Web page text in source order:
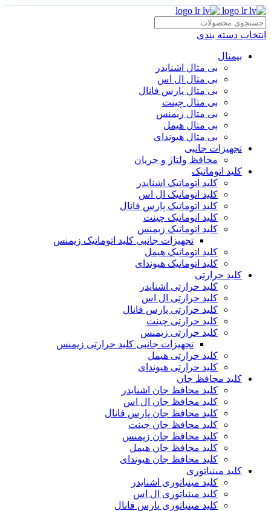
انتخاب دسته بندی
بیمتال
بی متال اشنایدر
بی متال ال اس
بی متال پارس فانال
بی متال چینت
بی متال زیمنس
بی متال هیمل
بی متال هیوندای
تجهیزات جانبی
محافظ ولتاژ و‌ جریان
کلید اتوماتیک
کلید اتوماتیک اشنایدر
کلید اتوماتیک ال اس
کلید اتوماتیک پارس فانال
کلید اتوماتیک چینت
کلید اتوماتیک زیمنس
تجهیزات جانبی کلید اتوماتیک زیمنس
کلید اتوماتیک هیمل
کلید اتوماتیک هیوندای
کلید حرارتی
کلید حرارتی اشنایدر
کلید حرارتی ال اس
کلید حرارتی پارس فانال
کلید حرارتی چینت
کلید حرارتی زیمنس
تجهیزات جانبی کلید حرارتی زیمنس
کلید حرارتی هیمل
کلید حرارتی هیوندای
کلید محافظ جان
کلید محافظ جان اشنایدر
کلید محافظ جان ال اس
کلید محافظ جان پارس فانال
کلید محافظ جان چینت
کلید محافظ جان زیمنس
کلید محافظ جان هیمل
کلید محافظ جان هیوندای
کلید مینیاتوری
کلید مینیاتوری اشنایدر
کلید مینیاتوری ال اس
کلید مینیاتوری پارس فانال